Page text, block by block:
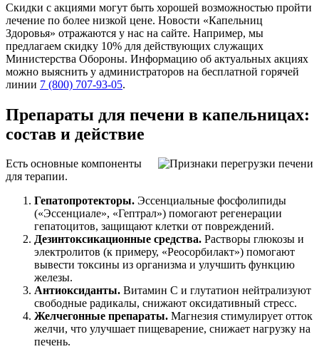
Скидки с акциями могут быть хорошей возможностью пройти
лечение по более низкой цене. Новости «Капельниц
Здоровья» отражаются у нас на сайте. Например, мы
предлагаем скидку 10% для действующих служащих
Министерства Обороны. Информацию об актуальных акциях
можно выяснить у администраторов на бесплатной горячей
линии 7 (800) 707-93-05.
Препараты для печени в капельницах:
состав и действие
Есть основные компоненты
для терапии.
Гепатопротекторы. Эссенциальные фосфолипиды
(«Эссенциале», «Гептрал») помогают регенерации
гепатоцитов, защищают клетки от повреждений.
Дезинтоксикационные средства. Растворы глюкозы и
электролитов (к примеру, «Реосорбилакт») помогают
вывести токсины из организма и улучшить функцию
железы.
Антиоксиданты. Витамин С и глутатион нейтрализуют
свободные радикалы, снижают оксидативный стресс.
Желчегонные препараты. Магнезия стимулирует отток
желчи, что улучшает пищеварение, снижает нагрузку на
печень.